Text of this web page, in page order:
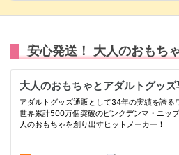
安心発送！ 大人のおもち